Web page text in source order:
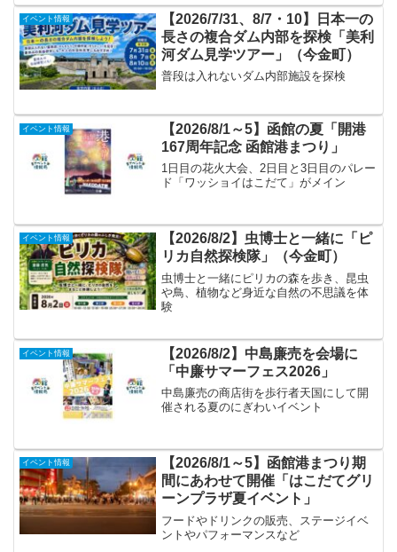
イベント情報
【2026/7/31、8/7・10】日本一の
長さの複合ダム内部を探検「美利
河ダム見学ツアー」（今金町）
普段は入れないダム内部施設を探検
イベント情報
【2026/8/1～5】函館の夏「開港
167周年記念 函館港まつり」
1日目の花火大会、2日目と3日目のパレー
ド「ワッショイはこだて」がメイン
イベント情報
【2026/8/2】虫博士と一緒に「ピ
リカ自然探検隊」（今金町）
虫博士と一緒にピリカの森を歩き、昆虫
や鳥、植物など身近な自然の不思議を体
験
イベント情報
【2026/8/2】中島廉売を会場に
「中廉サマーフェス2026」
中島廉売の商店街を歩行者天国にして開
催される夏のにぎわいイベント
イベント情報
【2026/8/1～5】函館港まつり期
間にあわせて開催「はこだてグリ
ーンプラザ夏イベント」
フードやドリンクの販売、ステージイベ
ントやパフォーマンスなど